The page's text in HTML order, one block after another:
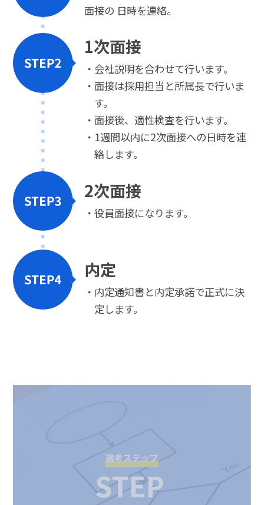
面接の 日時を連絡。
1次面接
会社説明を合わせて行います。
面接は採用担当と所属長で行いま
す。
面接後、適性検査を行います。
1週間以内に2次面接への日時を連
絡します。
2次面接
役員面接になります。
内定
内定通知書と内定承諾で正式に決
定します。